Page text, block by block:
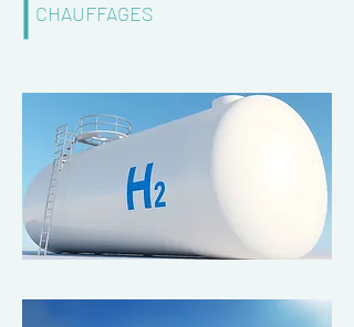
CHAUFFAGES